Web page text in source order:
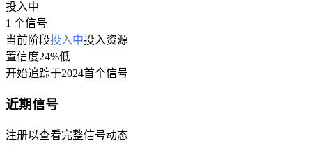
投入中
1 个信号
当前阶段投入中投入资源
置信度24%低
开始追踪于2024首个信号
近期信号
注册以查看完整信号动态